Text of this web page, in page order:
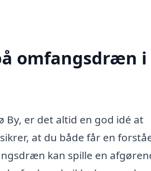
omfangsdræn i
er det altid en god idé at
at du både får en
kan spille en